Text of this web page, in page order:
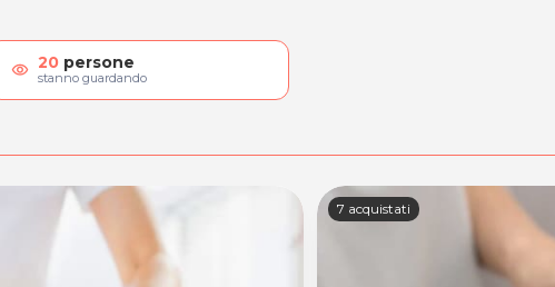
visibility 20 persone
stanno guardando
7 acquistati